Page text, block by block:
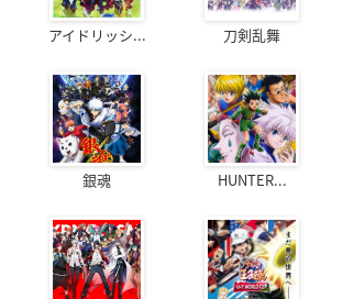
アイドリッシ... 刀剣乱舞
銀魂 HUNTER...